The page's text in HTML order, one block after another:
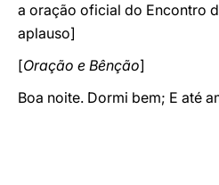
a oração oficial do Encontro
aplauso]
[Oração e Bênção]
Boa noite. Dormi bem; E até